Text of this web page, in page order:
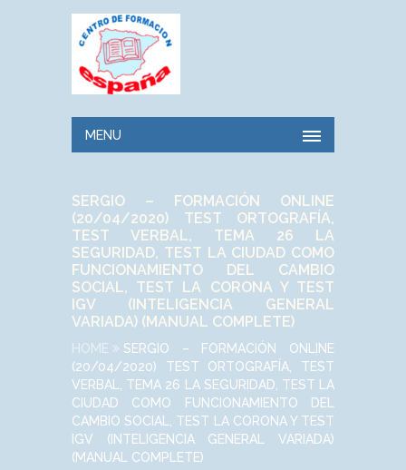
MENU
SERGIO – FORMACIÓN ONLINE
(20/04/2020) TEST ORTOGRAFÍA,
TEST VERBAL, TEMA 26 LA
SEGURIDAD, TEST LA CIUDAD COMO
FUNCIONAMIENTO DEL CAMBIO
SOCIAL, TEST LA CORONA Y TEST
IGV (INTELIGENCIA GENERAL
VARIADA) (MANUAL COMPLETE)
HOME
SERGIO – FORMACIÓN ONLINE
(20/04/2020) TEST ORTOGRAFÍA, TEST
VERBAL, TEMA 26 LA SEGURIDAD, TEST LA
CIUDAD COMO FUNCIONAMIENTO DEL
CAMBIO SOCIAL, TEST LA CORONA Y TEST
IGV (INTELIGENCIA GENERAL VARIADA)
(MANUAL COMPLETE)